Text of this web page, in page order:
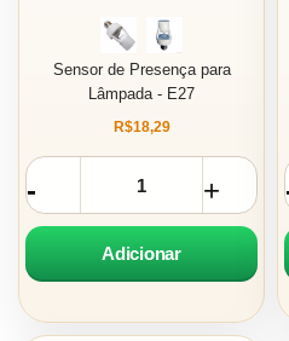
Sensor de Presença para
Lâmpada - E27
R$18,29
Adicionar